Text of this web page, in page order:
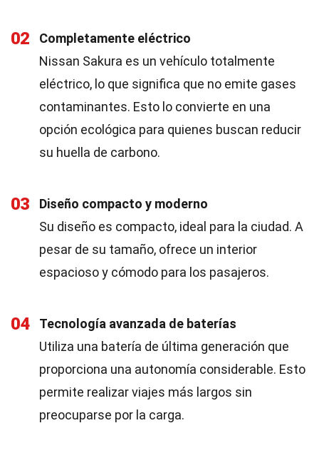
02
Completamente eléctrico
Nissan Sakura es un vehículo totalmente
eléctrico, lo que significa que no emite gases
contaminantes. Esto lo convierte en una
opción ecológica para quienes buscan reducir
su huella de carbono.
03
Diseño compacto y moderno
Su diseño es compacto, ideal para la ciudad. A
pesar de su tamaño, ofrece un interior
espacioso y cómodo para los pasajeros.
04
Tecnología avanzada de baterías
Utiliza una batería de última generación que
proporciona una autonomía considerable. Esto
permite realizar viajes más largos sin
preocuparse por la carga.